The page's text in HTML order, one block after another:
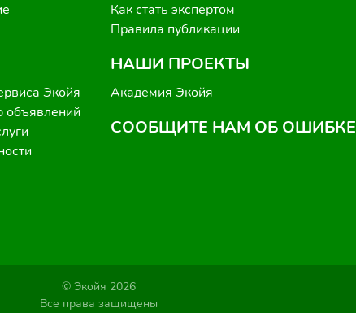
Экойя
объявлений
Как стать экспертом
Правила публикации
НАШИ ПРОЕКТЫ
Академия Экойя
СООБЩИТЕ НАМ ОБ ОШИБКЕ
© Экойя 2026
Все права защищены